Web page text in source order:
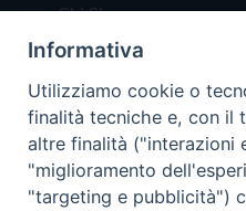
Chi Siamo
Redazione
Scrivici
Informativa
Utilizziamo cookie o
finalità tecniche e, con il
altre finalità ("interazioni
"miglioramento
"targeting e pubblicità")